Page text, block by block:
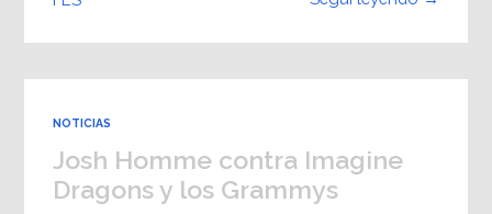
NOTICIAS
Josh Homme contra Imagine
Dragons y los Grammys